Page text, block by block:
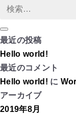
ナ
ゲ
ー
ョ
検
検
索
最近の投稿
Hello world!
最近のコメント
Hello world! に
アーカイブ
2019年8月